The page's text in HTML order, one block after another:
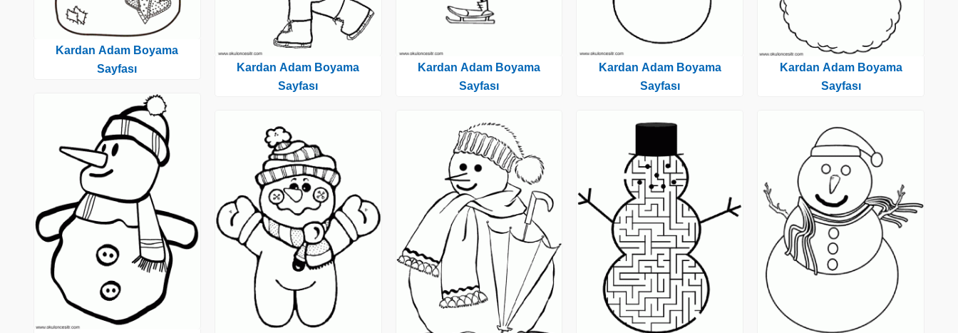
Kardan Adam Boyama
Sayfası
Kardan Adam Boyama
Sayfası
Kardan Adam Boyama
Sayfası
Kardan Adam Boyama
Sayfası
Kardan Adam Boyama
Sayfası